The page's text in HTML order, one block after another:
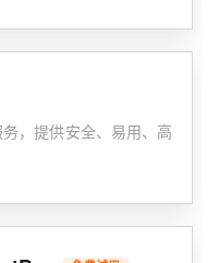
，提供安全、易用、高